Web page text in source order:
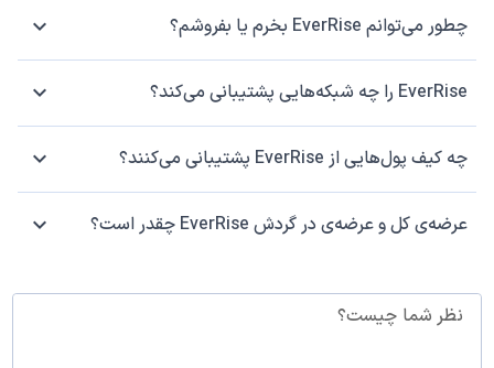
چطور می‌توانم EverRise بخرم یا بفروشم؟
EverRise را چه شبکه‌هایی پشتیبانی می‌کند؟
چه کیف پول‌هایی از EverRise پشتیبانی می‌کنند؟
عرضه‌ی کل و عرضه‌ی در گردش EverRise چقدر است؟
نظر شما چیست؟